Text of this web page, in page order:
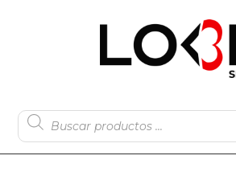
de
productos